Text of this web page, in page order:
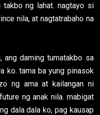
takbo ng lahat. nagtayo si
nila, at nagtatrabaho na
ang daming tumatakbo sa
ko. tama ba yung pinasok
ng ama at kailangan ni
ng anak nila. mabigat
dala dala ko, pag kausap